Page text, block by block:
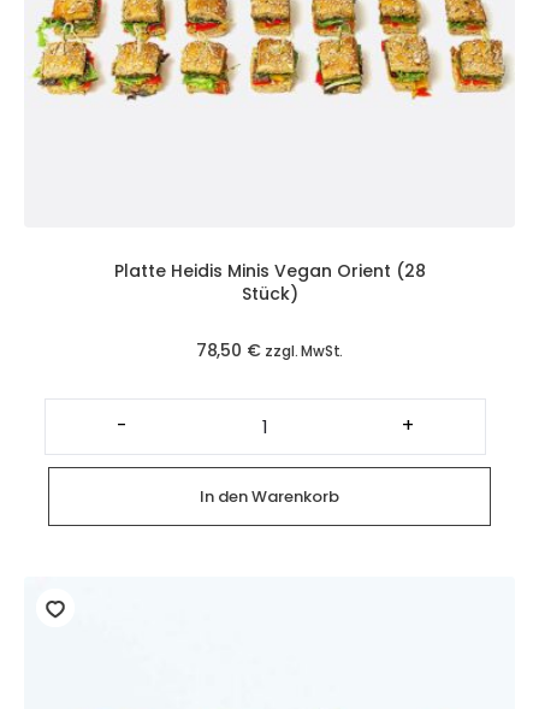
Platte Heidis Minis Vegan Orient (28
Stück)
78,50 € zzgl. MwSt.
-
Platte
Heidis
Minis
Vegan
Orient
(28
Stück)
Menge
+
In den Warenkorb